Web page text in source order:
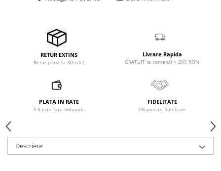
Microfoane Ribbon
Microfoane stereo
Microfoane Suspendabile
Stative de microfon
Studio si inregistrari
Accesorii de microfoane
Accesorii de rack
Accesorii echipamente de studio
Clape MIDI
RETUR EXTINS
Retur pana la 30 zile!
Livrare Rapida
GRATUIT la comenzi > 399 RON
PLATA IN RATE
3-6 rate fara dobanda
FIDELITATE
2% puncte fidelitate
Descriere